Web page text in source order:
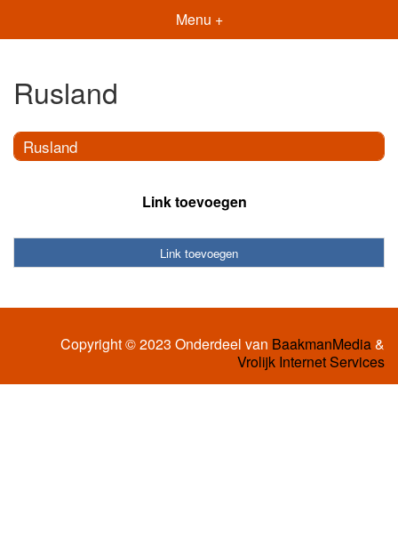
Menu +
Rusland
Rusland
Link toevoegen
Link toevoegen
Copyright © 2023 Onderdeel van BaakmanMedia&
Vrolijk Internet Services